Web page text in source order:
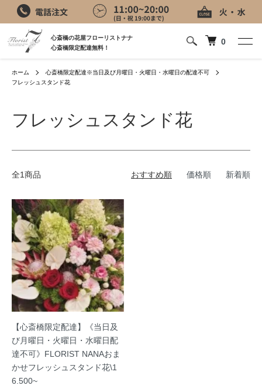
心斎橋の花屋フローリストナナ
心斎橋限定配達無料！
0
ホーム
心斎橋限定配達※当日及び月曜日・火曜日・水曜日の配達不可
フレッシュスタンド花
フレッシュスタンド花
全1商品 おすすめ順 価格順 新着順
【心斎橋限定配達】《当日及
び月曜日・火曜日・水曜日配
達不可》FLORIST NANAおま
かせフレッシュスタンド花\1
6.500~